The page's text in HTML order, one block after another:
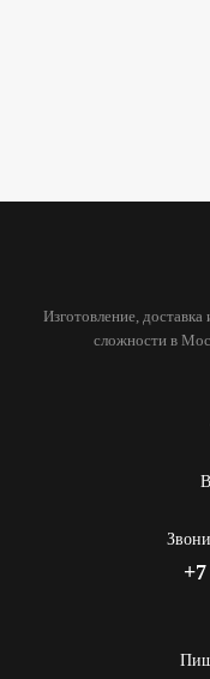
Изготовление,
сложности в